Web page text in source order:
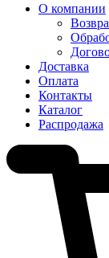
О компании
Доставка
Оплата
Контакты
Каталог
Распродажа